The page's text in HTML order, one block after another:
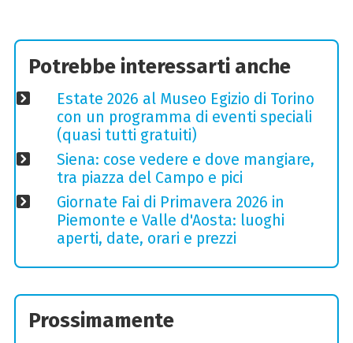
Potrebbe interessarti anche
Estate 2026 al Museo Egizio di Torino
con un programma di eventi speciali
(quasi tutti gratuiti)
Siena: cose vedere e dove mangiare,
tra piazza del Campo e pici
Giornate Fai di Primavera 2026 in
Piemonte e Valle d'Aosta: luoghi
aperti, date, orari e prezzi
Prossimamente